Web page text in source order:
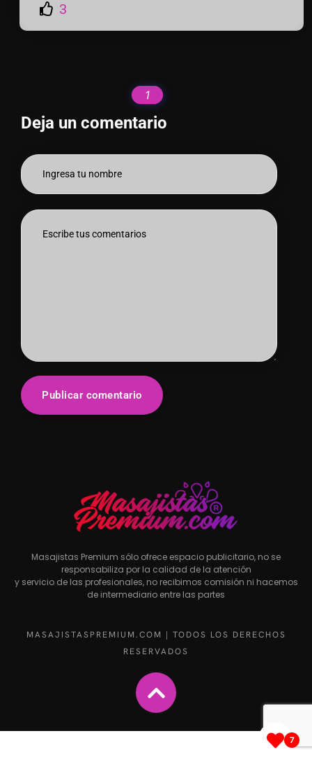
3
1
Deja un comentario
Masajistas Premium sólo ofrece espacio publicitario, no se
responsabiliza por la calidad de la atención
y servicio de las profesionales, no recibimos comisión ni hacemos
de intermediario entre las partes
MASAJISTASPREMIUM.COM | TODOS LOS DERECHOS
RESERVADOS
7